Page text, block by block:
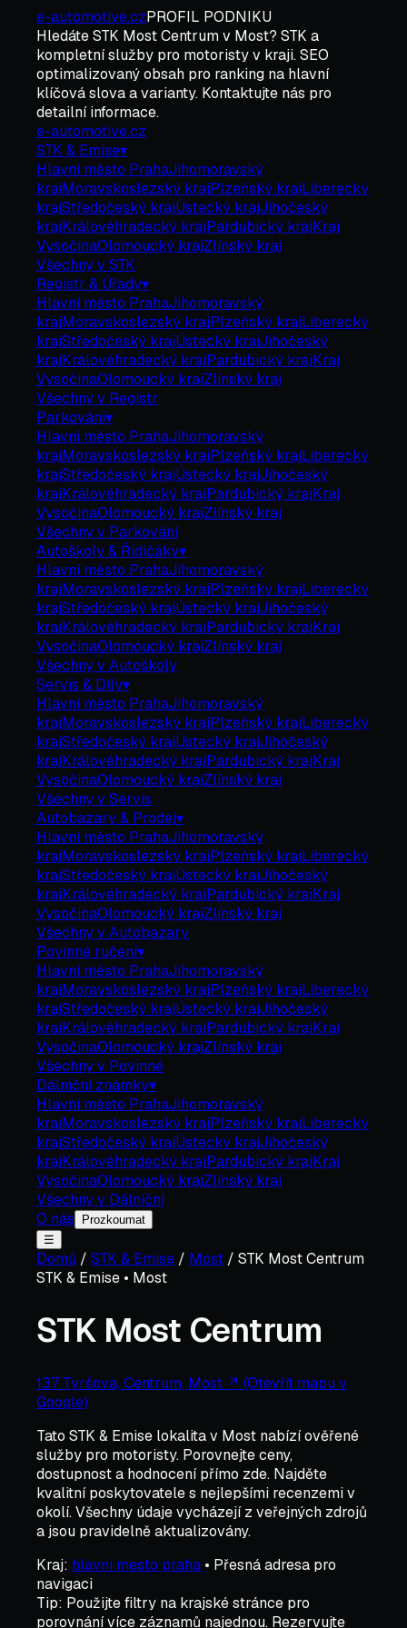
e-automotive.czPROFIL PODNIKU
HledáteSTK Most Centrumv Most? STK a
kompletní služby pro motoristy v kraji. SEO
optimalizovaný obsah pro ranking na hlavní
klíčová slova a varianty. Kontaktujte nás pro
detailní informace.
e-automotive.cz
STK & Emise▾
Hlavní město PrahaJihomoravský
krajMoravskoslezský krajPlzeňský krajLiberecký
krajStředočeský krajÚstecký krajJihočeský
krajKrálovéhradecký krajPardubický krajKraj
VysočinaOlomoucký krajZlínský kraj
Všechny v STK
Registr & Úřady▾
Hlavní město PrahaJihomoravský
krajMoravskoslezský krajPlzeňský krajLiberecký
krajStředočeský krajÚstecký krajJihočeský
krajKrálovéhradecký krajPardubický krajKraj
VysočinaOlomoucký krajZlínský kraj
Všechny v Registr
Parkování▾
Hlavní město PrahaJihomoravský
krajMoravskoslezský krajPlzeňský krajLiberecký
krajStředočeský krajÚstecký krajJihočeský
krajKrálovéhradecký krajPardubický krajKraj
VysočinaOlomoucký krajZlínský kraj
Všechny v Parkování
Autoškoly & Řidičáky▾
Hlavní město PrahaJihomoravský
krajMoravskoslezský krajPlzeňský krajLiberecký
krajStředočeský krajÚstecký krajJihočeský
krajKrálovéhradecký krajPardubický krajKraj
VysočinaOlomoucký krajZlínský kraj
Všechny v Autoškoly
Servis & Díly▾
Hlavní město PrahaJihomoravský
krajMoravskoslezský krajPlzeňský krajLiberecký
krajStředočeský krajÚstecký krajJihočeský
krajKrálovéhradecký krajPardubický krajKraj
VysočinaOlomoucký krajZlínský kraj
Všechny v Servis
Autobazary & Prodej▾
Hlavní město PrahaJihomoravský
krajMoravskoslezský krajPlzeňský krajLiberecký
krajStředočeský krajÚstecký krajJihočeský
krajKrálovéhradecký krajPardubický krajKraj
VysočinaOlomoucký krajZlínský kraj
Všechny v Autobazary
Povinné ručení▾
Hlavní město PrahaJihomoravský
krajMoravskoslezský krajPlzeňský krajLiberecký
krajStředočeský krajÚstecký krajJihočeský
krajKrálovéhradecký krajPardubický krajKraj
VysočinaOlomoucký krajZlínský kraj
Všechny v Povinné
Dálniční známky▾
Hlavní město PrahaJihomoravský
krajMoravskoslezský krajPlzeňský krajLiberecký
krajStředočeský krajÚstecký krajJihočeský
krajKrálovéhradecký krajPardubický krajKraj
VysočinaOlomoucký krajZlínský kraj
Všechny v Dálniční
O nás
Prozkoumat
☰
Domů / STK & Emise / Most / STK Most Centrum
STK & Emise • Most
STK Most Centrum
137 Tyršova, Centrum, Most ↗ (Otevřít mapu v
Google)
Tato STK & Emise lokalita v Most nabízí ověřené
služby pro motoristy. Porovnejte ceny,
dostupnost a hodnocení přímo zde. Najděte
kvalitní poskytovatele s nejlepšími recenzemi v
okolí. Všechny údaje vycházejí z veřejných zdrojů
a jsou pravidelně aktualizovány.
Kraj: hlavni mesto praha • Přesná adresa pro
navigaci
Tip: Použijte filtry na krajské stránce pro
porovnání více záznamů najednou. Rezervujte